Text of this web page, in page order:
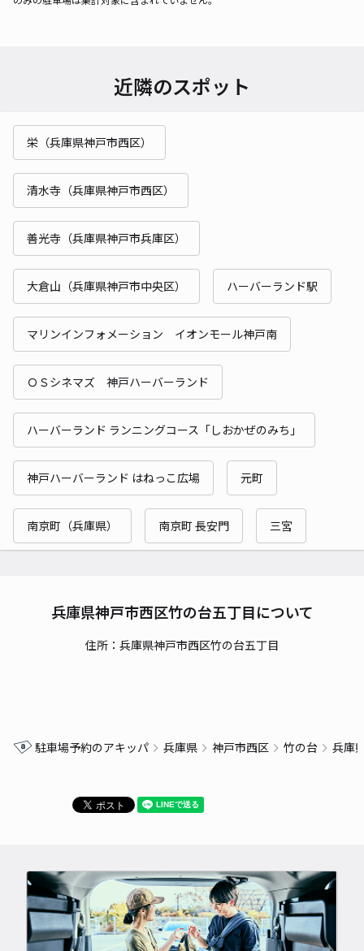
近隣のスポット
栄（兵庫県神戸市西区）
清水寺（兵庫県神戸市西区）
善光寺（兵庫県神戸市兵庫区）
大倉山（兵庫県神戸市中央区） ハーバーランド駅
マリンインフォメーション イオンモール神戸南
ＯＳシネマズ 神戸ハーバーランド
ハーバーランド ランニングコース「しおかぜのみち」
神戸ハーバーランド はねっこ広場 元町
南京町（兵庫県） 南京町 長安門 三宮
兵庫県神戸市西区竹の台五丁目について
住所：兵庫県神戸市西区竹の台五丁目
駐車場予約のアキッパ 兵庫県 神戸市西区 竹の台 兵庫